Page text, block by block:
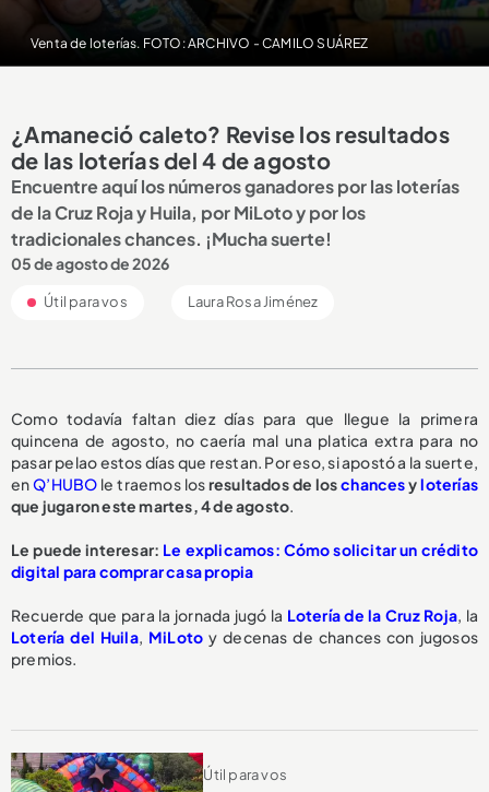
Venta de loterías. FOTO: ARCHIVO - CAMILO SUÁREZ
¿Amaneció caleto? Revise los resultados
de las loterías del 4 de agosto
Encuentre aquí los números ganadores por las loterías
de la Cruz Roja y Huila, por MiLoto y por los
tradicionales chances. ¡Mucha suerte!
05 de agosto de 2026
Útil para vos Laura Rosa Jiménez
Como todavía faltan diez días para que llegue la primera
quincena de agosto, no caería mal una platica extra para no
pasar pelao estos días que restan. Por eso, si apostó a la suerte,
enQ’HUBO le traemos losresultados de loschancesyloterías
que jugaron este martes, 4 de agosto.
Le puede interesar: Le explicamos: Cómo solicitar un crédito
digital para comprar casa propia
Recuerde que para la jornada jugó la Lotería de la Cruz Roja, la
Lotería del Huila, MiLoto y decenas de chances con jugosos
premios.
Útil para vos